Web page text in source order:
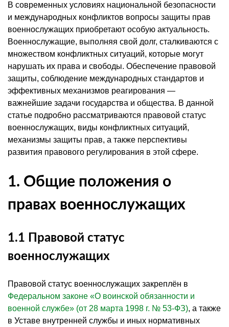
В современных условиях национальной безопасности
и международных конфликтов вопросы защиты прав
военнослужащих приобретают особую актуальность.
Военнослужащие, выполняя свой долг, сталкиваются с
множеством конфликтных ситуаций, которые могут
нарушать их права и свободы. Обеспечение правовой
защиты, соблюдение международных стандартов и
эффективных механизмов реагирования —
важнейшие задачи государства и общества. В данной
статье подробно рассматриваются правовой статус
военнослужащих, виды конфликтных ситуаций,
механизмы защиты прав, а также перспективы
развития правового регулирования в этой сфере.
1. Общие положения о
правах военнослужащих
1.1 Правовой статус
военнослужащих
Правовой статус военнослужащих закреплён в
Федеральном законе «О воинской обязанности и
военной службе» (от 28 марта 1998 г. № 53-ФЗ), а также
в Уставе внутренней службы и иных нормативных